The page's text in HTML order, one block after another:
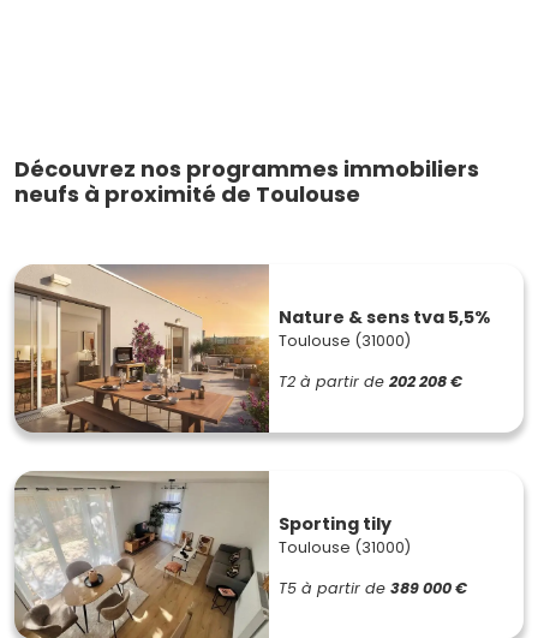
Découvrez nos programmes immobiliers
neufs à proximité de Toulouse
Nature & sens tva 5,5%
Toulouse (31000)
T2 à partir de 202 208 €
Sporting tily
Toulouse (31000)
T5 à partir de 389 000 €